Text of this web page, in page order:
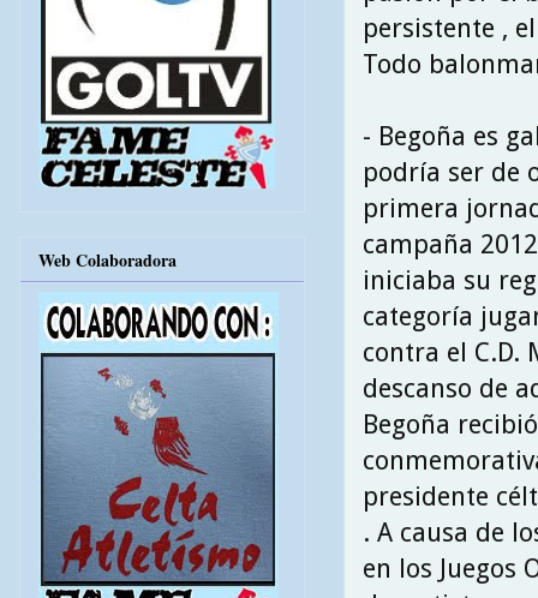
persistente ,
Todo
- Begoña es
podría ser de
primera
campaña
iniciaba su
categoría
contra el C.D.
descanso de
Begoña
presidente
. A causa de
en los Juegos
Web Colaboradora